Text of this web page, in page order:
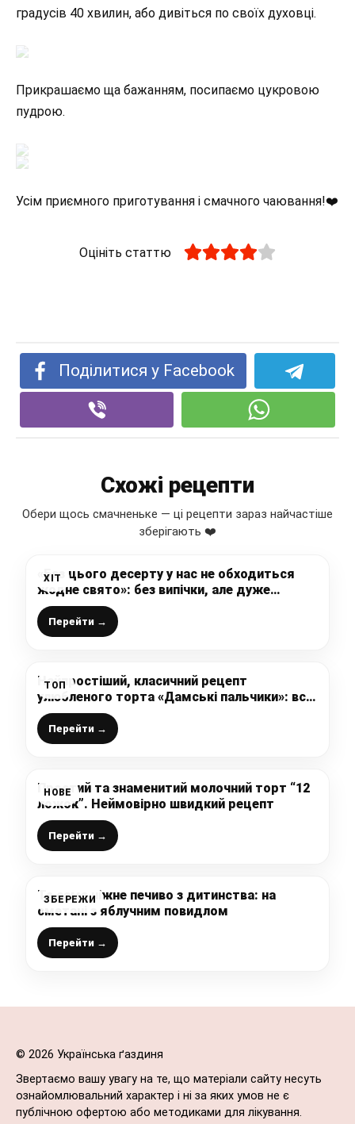
градусів 40 хвилин, або дивіться по своїх духовці.
Прикрашаємо ща бажанням, посипаємо цукровою
пудрою.
Усім приємного приготування і смачного чаювання!❤️
Оцініть статтю
Поділитися у Facebook
Схожі рецепти
Обери щось смачненьке — ці рецепти зараз найчастіше
зберігають ❤️
ХІТ
«Без цього десерту у нас не обходиться
жодне свято»: без випічки, але дуже
смачно (готується буквально за 10 хвилин)
Перейти →
ТОП
Найпростіший, класичний рецепт
улюбленого торта «Дамські пальчики»: все
супер просто і легко, а яка смакота
виходить
Перейти →
НОВЕ
Простий та знаменитий молочний торт “12
ложок”. Неймовірно швидкий рецепт
Перейти →
ЗБЕРЕЖИ
Те саме ніжне печиво з дитинства: на
сметані з яблучним повидлом
Перейти →
© 2026 Українська ґаздиня
Звертаємо вашу увагу на те, що матеріали сайту несуть
ознайомлювальний характер і ні за яких умов не є
публічною офертою або методиками для лікування.